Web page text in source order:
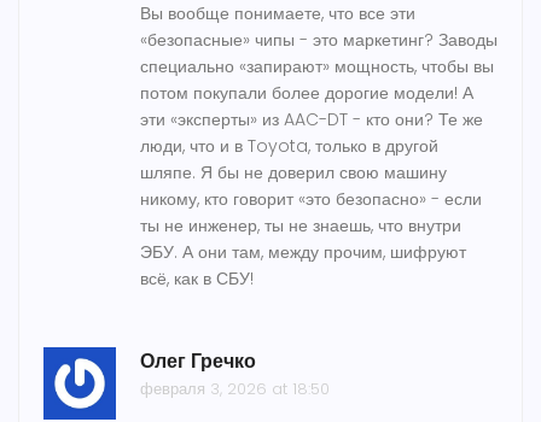
Вы вообще понимаете, что все эти
«безопасные» чипы - это маркетинг? Заводы
специально «запирают» мощность, чтобы вы
потом покупали более дорогие модели! А
эти «эксперты» из AAC-DT - кто они? Те же
люди, что и в Toyota, только в другой
шляпе. Я бы не доверил свою машину
никому, кто говорит «это безопасно» - если
ты не инженер, ты не знаешь, что внутри
ЭБУ. А они там, между прочим, шифруют
всё, как в СБУ!
Олег Гречко
февраля 3, 2026 at 18:50